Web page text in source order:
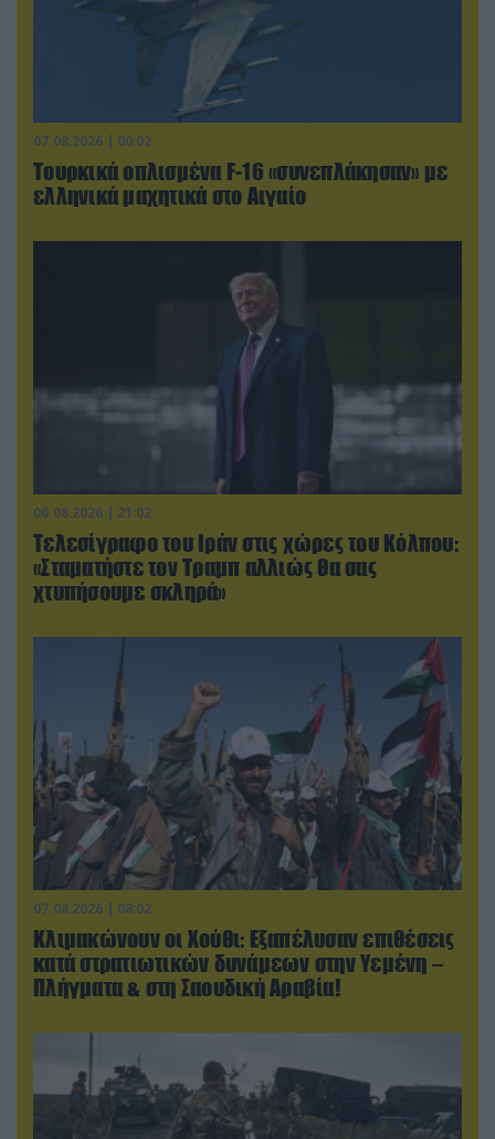
07.08.2026 | 00:02
Τουρκικά οπλισμένα F-16 «συνεπλάκησαν» με
ελληνικά μαχητικά στο Αιγαίο
06.08.2026 | 21:02
Τελεσίγραφο του Ιράν στις χώρες του Κόλπου:
«Σταματήστε τον Τραμπ αλλιώς θα σας
χτυπήσουμε σκληρά»
07.08.2026 | 08:02
Κλιμακώνουν οι Χούθι: Eξαπέλυσαν επιθέσεις
κατά στρατιωτικών δυνάμεων στην Υεμένη –
Πλήγματα & στη Σαουδική Αραβία!